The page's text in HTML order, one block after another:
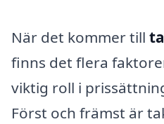
När det kommer till
finns det flera
viktig roll i
Först och främst är